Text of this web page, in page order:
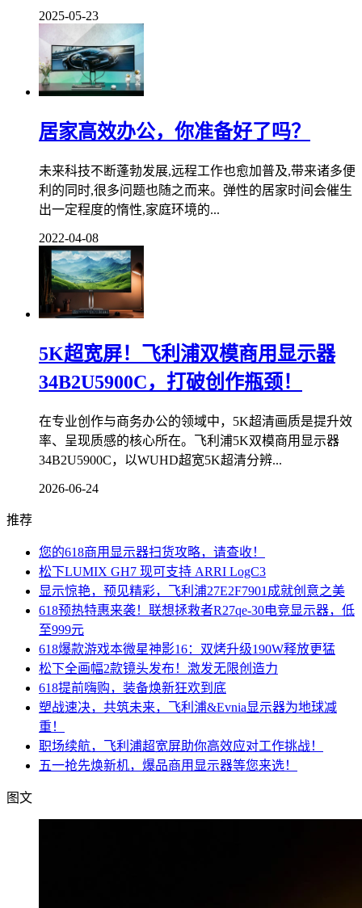
2025-05-23
居家高效办公，你准备好了吗？
未来科技不断蓬勃发展,远程工作也愈加普及,带来诸多便
利的同时,很多问题也随之而来。弹性的居家时间会催生
出一定程度的惰性,家庭环境的...
2022-04-08
5K超宽屏！飞利浦双模商用显示器
34B2U5900C，打破创作瓶颈！
在专业创作与商务办公的领域中，5K超清画质是提升效
率、呈现质感的核心所在。飞利浦5K双模商用显示器
34B2U5900C，以WUHD超宽5K超清分辨...
2026-06-24
推荐
您的618商用显示器扫货攻略，请查收！
松下LUMIX GH7 现可支持 ARRI LogC3
显示惊艳，预见精彩，飞利浦27E2F7901成就创意之美
618预热特惠来袭！联想拯救者R27qe-30电竞显示器，低
至999元
618爆款游戏本微星神影16：双烤升级190W释放更猛
松下全画幅2款镜头发布！激发无限创造力
618提前嗨购，装备焕新狂欢到底
塑战速决，共筑未来，飞利浦&Evnia显示器为地球减
重！
职场续航，飞利浦超宽屏助你高效应对工作挑战！
五一抢先焕新机，爆品商用显示器等您来选！
图文